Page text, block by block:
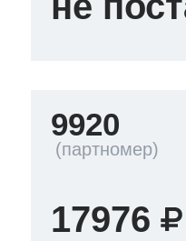
9920
17976